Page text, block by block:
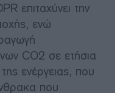
επιταχύνει την
ενώ
CO2 σε ετήσια
ενέργειας, που
που